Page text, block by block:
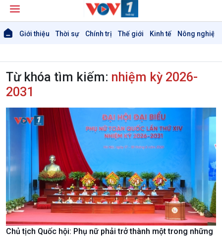
Giới thiệu Thời sự Chính trị Thế giới Kinh tế Nông nghiệp
Từ khóa tìm kiếm: nhiệm kỳ 2026-
2031
Chủ tịch Quốc hội: Phụ nữ phải trở thành một trong những